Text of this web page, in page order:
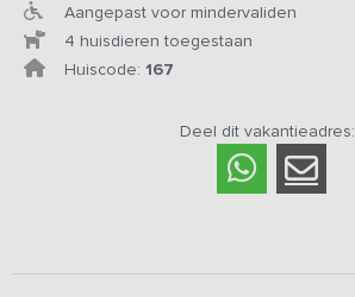
Aangepast voor mindervaliden
4 huisdieren toegestaan
Huiscode: 167
Deel dit vakantieadres: